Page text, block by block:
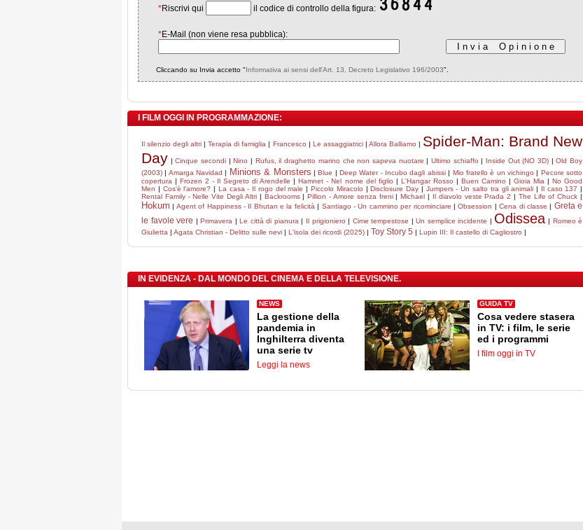
*Riscrivi qui il codice di controllo della figura:
*E-Mail (non viene resa pubblica):
Cliccando su Invia accetto "Informativa ai sensi dell'Art. 13, Decreto Legislativo 196/2003".
I FILM OGGI IN PROGRAMMAZIONE:
Il silenzio degli altri |Terapia di famiglia | Francesco | Le assaggiatrici| Allora Balliamo | Spider-Man: Brand New
Day |Cinque secondi |Nino | Rufus, il draghetto marino che non sapeva nuotare | Ultimo schiaffo | Inside Out (NO 3D) |Old Boy
(2003) | Amarga Navidad | Minions & Monsters |Blue |Deep Water - Incubo dagli abissi| Mio fratello è un vichingo | Pecore sotto
copertura |Frozen 2 - Il Segreto di Arendelle |Hamnet - Nel nome del figlio | L'Hangar Rosso | Buen Camino | Gioia Mia |No Good
Men | Cos'è l'amore? | La casa - Il rogo del male |Piccolo Miracolo |Disclosure Day | Jumpers - Un salto tra gli animali | Il caso 137 |
Rental Family - Nelle Vite Degli Altri| Backrooms|Pillion - Amore senza freni|Michael | Il diavolo veste Prada 2 | The Life of Chuck |
Hokum | Agent of Happiness - Il Bhutan e la felicità | Santiago - Un cammino per ricominciare |Obsession |Cena di classe | Greta e
le favole vere |Primavera |Le città di pianura | Il prigioniero | Cime tempestose |Un semplice incidente | Odissea | Romeo è
Giulietta | Agata Christian - Delitto sulle nevi | L'isola dei ricordi (2025) | Toy Story 5 | Lupin III: Il castello di Cagliostro |
IN EVIDENZA - DAL MONDO DEL CINEMA E DELLA TELEVISIONE.
NEWS
La gestione della
pandemia in
Inghilterra diventa
una serie tv
Leggi la news
GUIDA TV
Cosa vedere stasera
in TV: i film, le serie
ed i programmi
I film oggi in TV